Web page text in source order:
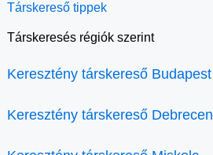
Társkereső tippek
Társkeresés régiók szerint
Keresztény társkereső Budapest
Keresztény társkereső Debrecen